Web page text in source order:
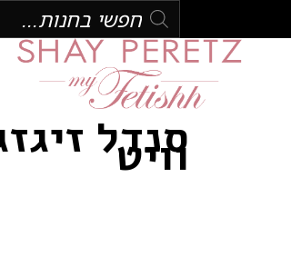
סנדל
וויט